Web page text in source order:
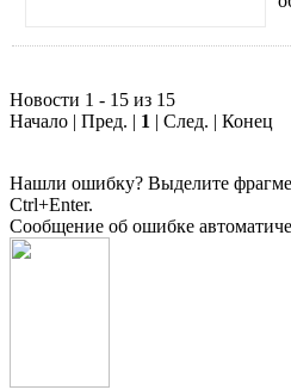
Новости 1 - 15 из 15
Начало | Пред. | 1 | След. | Конец
Нашли ошибку? Выделите
Ctrl+Enter.
Сообщение об ошибке